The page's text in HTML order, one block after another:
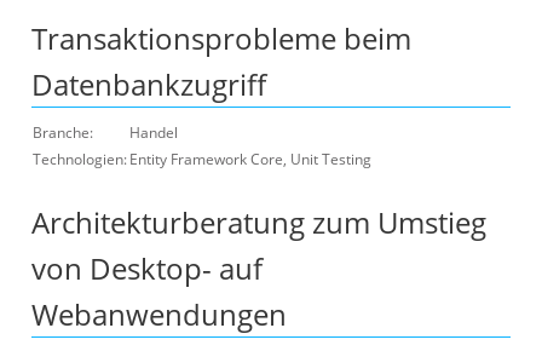
Transaktionsprobleme beim
Datenbankzugriff
Branche:
Handel
Technologien:Entity Framework Core, Unit Testing
Architekturberatung zum Umstieg
von Desktop- auf
Webanwendungen